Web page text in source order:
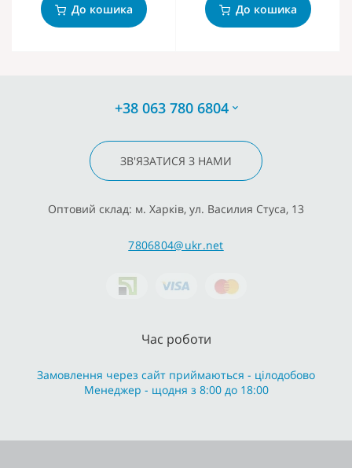
До кошика До кошика
+38 063 780 6804
ЗВ'ЯЗАТИСЯ З НАМИ
Оптовий склад: м. Харків, ул. Василия Стуса, 13
7806804@ukr.net
Час роботи
Замовлення через сайт приймаються - цілодобово
Менеджер - щодня з 8:00 до 18:00